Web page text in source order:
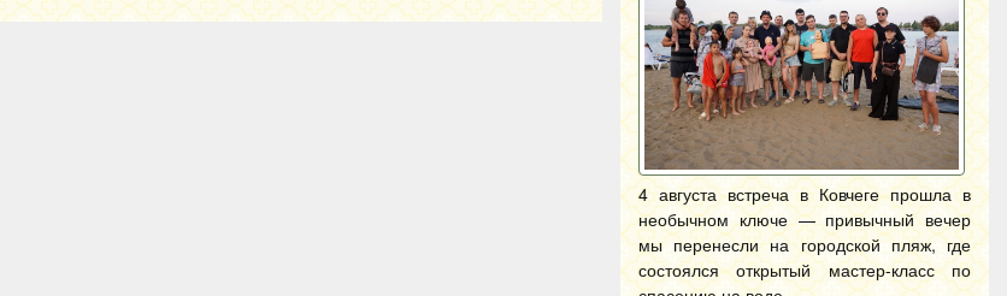
4 августа встреча в Ковчеге прошла в
необычном ключе — привычный вечер
мы перенесли на городской пляж, где
состоялся открытый мастер-класс по